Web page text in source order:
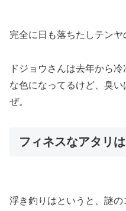
完全に日も落ちたしテンヤ
ドジョウさんは去年から
な色になってるけど、臭
ぜ。
フィネスなアタリ
浮き釣りはというと、謎